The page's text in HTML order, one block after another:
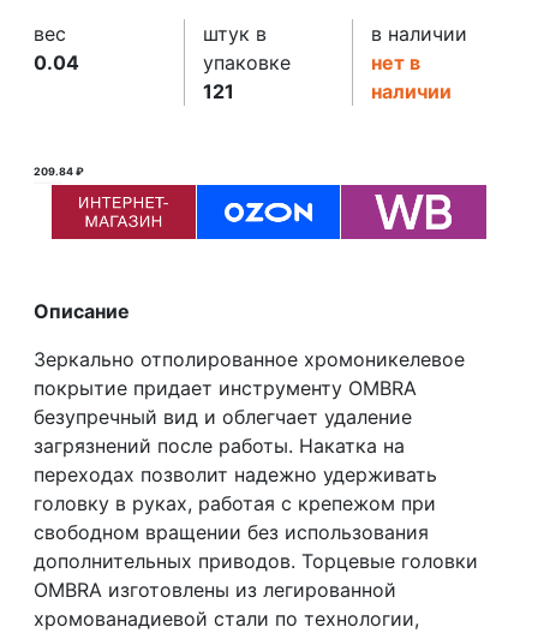
вес
0.04
штук в
упаковке
121
в наличии
нет в
наличии
209.84 ₽
Описание
Зеркально отполированное хромоникелевое
покрытие придает инструменту OMBRA
безупречный вид и облегчает удаление
загрязнений после работы. Накатка на
переходах позволит надежно удерживать
головку в руках, работая с крепежом при
свободном вращении без использования
дополнительных приводов. Торцевые головки
OMBRA изготовлены из легированной
хромованадиевой стали по технологии,